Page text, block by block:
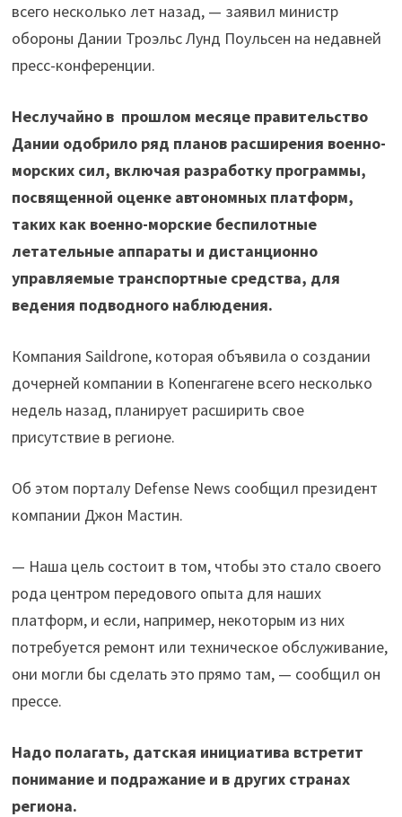
всего несколько лет назад, — заявил министр
обороны Дании Троэльс Лунд Поульсен на недавней
пресс-конференции.
Неслучайно в прошлом месяце правительство
Дании одобрило ряд планов расширения военно-
морских сил, включая разработку программы,
посвященной оценке автономных платформ,
таких как военно-морские беспилотные
летательные аппараты и дистанционно
управляемые транспортные средства, для
ведения подводного наблюдения.
Компания Saildrone, которая объявила о создании
дочерней компании в Копенгагене всего несколько
недель назад, планирует расширить свое
присутствие в регионе.
Об этом порталу Defense News сообщил президент
компании Джон Мастин.
— Наша цель состоит в том, чтобы это стало своего
рода центром передового опыта для наших
платформ, и если, например, некоторым из них
потребуется ремонт или техническое обслуживание,
они могли бы сделать это прямо там, — сообщил он
прессе.
Надо полагать, датская инициатива встретит
понимание и подражание и в других странах
региона.